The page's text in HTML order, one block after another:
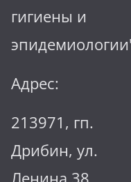
гигиены и
Адрес:
213971, гп.
Дрибин, ул.